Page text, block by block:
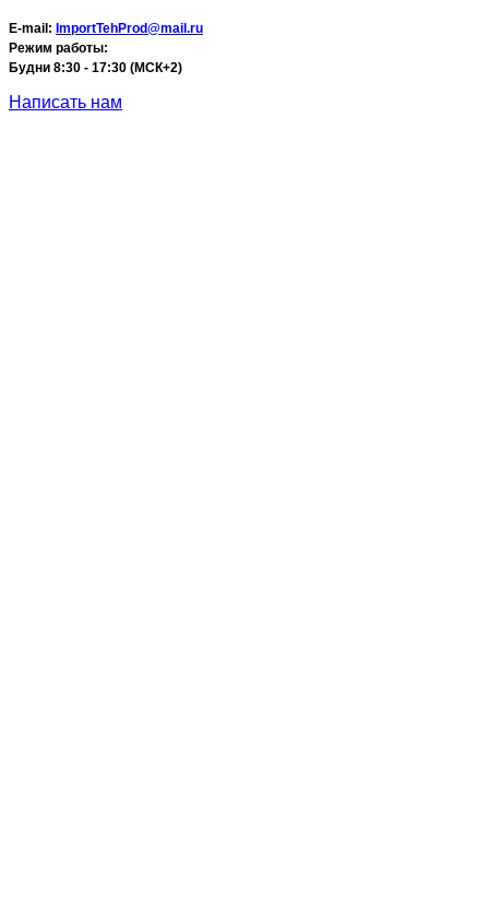
E-mail: ImportTehProd@mail.ru
Режим работы:
Будни 8:30 - 17:30 (МСК+2)
Написать нам